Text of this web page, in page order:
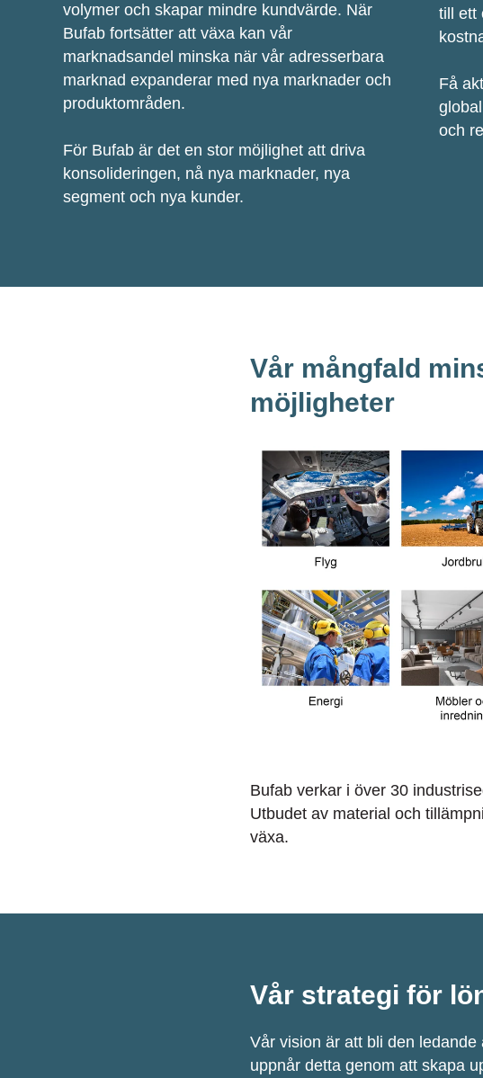
volymer och skapar mindre kundvärde. När
Bufab fortsätter att växa kan vår
marknadsandel minska när vår adresserbara
marknad expanderar med nya marknader och
produktområden.
För Bufab är det en stor möjlighet att driva
konsolideringen, nå nya marknader, nya
segment och nya kunder.
till ett
Få
och
Vår mångfald
möjligheter
Bufab verkar i över 30
Utbudet av material och
växa.
Vår strategi för
Vår vision är att bli den
uppnår detta genom att skapa